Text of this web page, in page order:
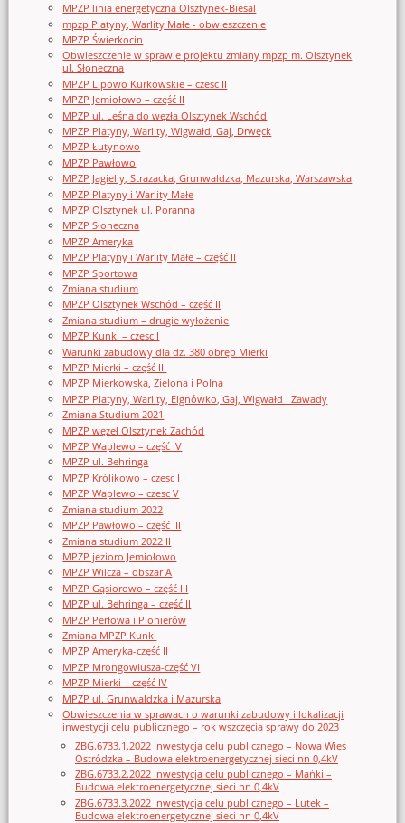
MPZP linia energetyczna Olsztynek-Biesal
mpzp Platyny, Warlity Małe - obwieszczenie
MPZP Świerkocin
Obwieszczenie w sprawie projektu zmiany mpzp m. Olsztynek
ul. Słoneczna
MPZP Lipowo Kurkowskie – czesc II
MPZP Jemiołowo – część II
MPZP ul. Leśna do węzła Olsztynek Wschód
MPZP Platyny, Warlity, Wigwałd, Gaj, Drwęck
MPZP Łutynowo
MPZP Pawłowo
MPZP Jagielly, Strazacka, Grunwaldzka, Mazurska, Warszawska
MPZP Platyny i Warlity Małe
MPZP Olsztynek ul. Poranna
MPZP Słoneczna
MPZP Ameryka
MPZP Platyny i Warlity Małe – część II
MPZP Sportowa
Zmiana studium
MPZP Olsztynek Wschód – część II
Zmiana studium – drugie wyłożenie
MPZP Kunki – czesc I
Warunki zabudowy dla dz. 380 obręb Mierki
MPZP Mierki – część III
MPZP Mierkowska, Zielona i Polna
MPZP Platyny, Warlity, Elgnówko, Gaj, Wigwałd i Zawady
Zmiana Studium 2021
MPZP węzeł Olsztynek Zachód
MPZP Waplewo – część IV
MPZP ul. Behringa
MPZP Królikowo – czesc I
MPZP Waplewo – czesc V
Zmiana studium 2022
MPZP Pawłowo – część III
Zmiana studium 2022 II
MPZP jezioro Jemiołowo
MPZP Wilcza – obszar A
MPZP Gąsiorowo – część III
MPZP ul. Behringa – część II
MPZP Perłowa i Pionierów
Zmiana MPZP Kunki
MPZP Ameryka-część II
MPZP Mrongowiusza-część VI
MPZP Mierki – część IV
MPZP ul. Grunwaldzka i Mazurska
Obwieszczenia w sprawach o warunki zabudowy i lokalizacji
inwestycji celu publicznego – rok wszczęcia sprawy do 2023
ZBG.6733.1.2022 Inwestycja celu publicznego – Nowa Wieś
Ostródzka – Budowa elektroenergetycznej sieci nn 0,4kV
ZBG.6733.2.2022 Inwestycja celu publicznego – Mańki –
Budowa elektroenergetycznej sieci nn 0,4kV
ZBG.6733.3.2022 Inwestycja celu publicznego – Lutek –
Budowa elektroenergetycznej sieci nn 0,4kV